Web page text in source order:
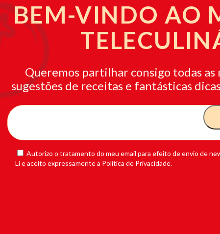
BEM-VINDO AO
Queremos partilhar consigo todas as
sugestões de receitas e fantásticas
Autorizo o tratamento do meu email para efeito de envio de
Li e aceito expressamente a Política de Privacidade.